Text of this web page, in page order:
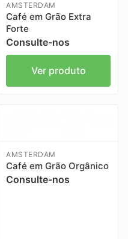
AMSTERDAM
Café em Grão Extra
Forte
Consulte-nos
Ver produto
AMSTERDAM
Café em Grão Orgânico
Consulte-nos